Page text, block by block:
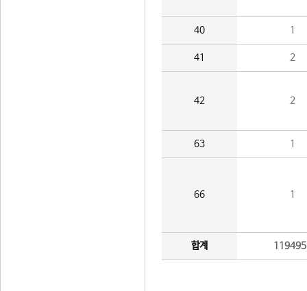
40 1
41 2
42 2
63 1
66 1
합계